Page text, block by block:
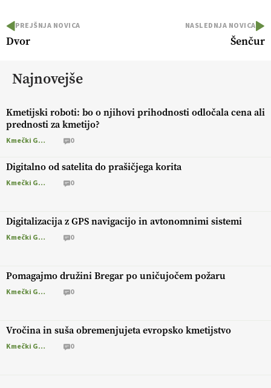
PREJŠNJA NOVICA
Dvor
NASLEDNJA NOVICA
Šenčur
Najnovejše
Kmetijski roboti: bo o njihovi prihodnosti odločala cena ali
prednosti za kmetijo?
Kmečki Glas 0
Digitalno od satelita do prašičjega korita
Kmečki Glas 0
Digitalizacija z GPS navigacijo in avtonomnimi sistemi
Kmečki Glas 0
Pomagajmo družini Bregar po uničujočem požaru
Kmečki Glas 0
Vročina in suša obremenjujeta evropsko kmetijstvo
Kmečki Glas 0